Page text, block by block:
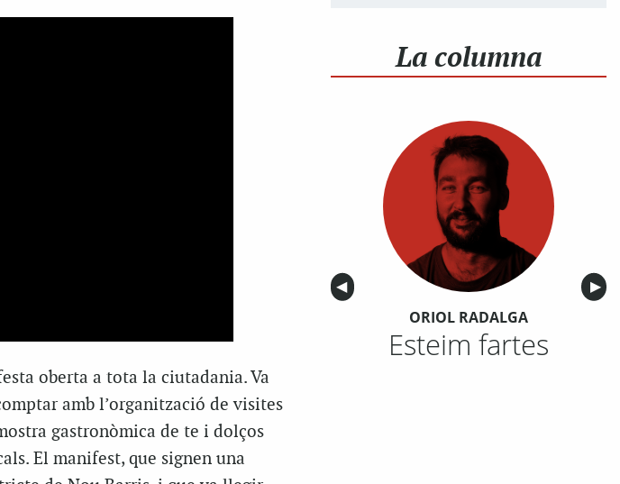
oberta a tota la ciutadania. Va
amb l’organització de visites
gastronòmica de te i dolços
El manifest, que signen una
La columna
Anterior
◀︎ ▶︎
ORIOL RADALGA
Esteim fartes